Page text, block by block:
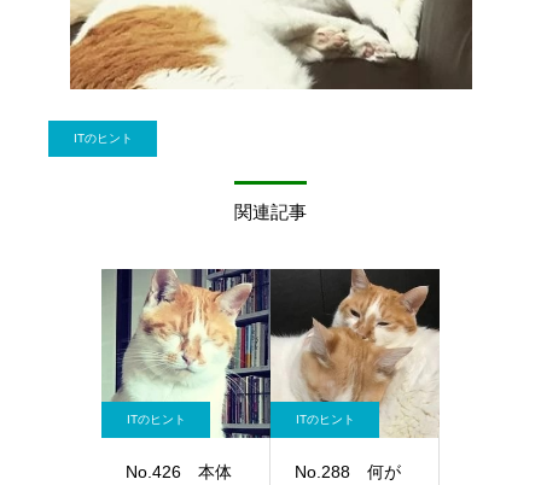
ITのヒント
関連記事
ITのヒント
No.426 本体
ITのヒント
No.288 何が